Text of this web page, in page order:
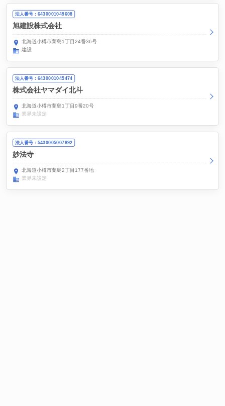
法人番号：6430001049608
旭建設株式会社
北海道小樽市蘭島1丁目24番36号
建設
法人番号：6430001045474
株式会社ヤマダイ北斗
北海道小樽市蘭島1丁目9番20号
業界未設定
法人番号：5430005007892
妙法寺
北海道小樽市蘭島2丁目177番地
業界未設定